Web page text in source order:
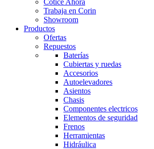
Cotice Ahora
Trabaja en Corin
Showroom
Productos
Ofertas
Repuestos
Baterías
Cubiertas y ruedas
Accesorios
Autoelevadores
Asientos
Chasis
Componentes electricos
Elementos de seguridad
Frenos
Herramientas
Hidráulica